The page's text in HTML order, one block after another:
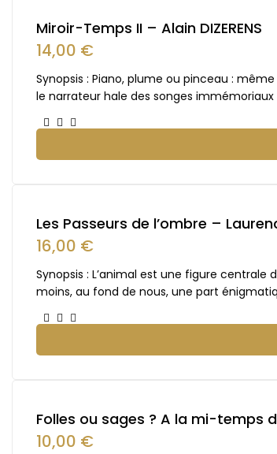
Miroir-Temps II – Alain DIZERENS
14,00 €
Synopsis : Piano, plume ou pinceau :
le narrateur hale des songes
Les Passeurs de l’ombre –
16,00 €
Synopsis : L’animal est une figure centrale
moins, au fond de nous, une part
Folles ou sages ? A la mi-temps
10,00 €